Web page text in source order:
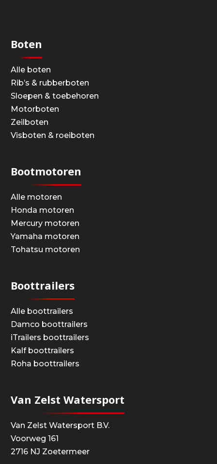
Boten
Alle boten
Rib’s & rubberboten
Sloepen & toebehoren
Motorboten
Zeilboten
Visboten & roeiboten
Bootmotoren
Alle motoren
Honda motoren
Mercury motoren
Yamaha motoren
Tohatsu motoren
Boottrailers
Alle boottrailers
Damco boottrailers
iTrailers boottrailers
Kalf boottrailers
Roha boottrailers
Van Zelst Watersport
Van Zelst Watersport B.V.
Voorweg 161
2716 NJ Zoetermeer